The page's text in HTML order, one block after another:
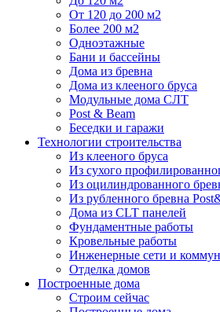
От 120 до 200 м2
Более 200 м2
Одноэтажные
Бани и бассейны
Дома из бревна
Дома из клееного бруса
Модульные дома СЛТ
Post & Beam
Беседки и гаражи
Технологии строительства
Из клееного бруса
Из сухого
Из оцилиндрованного
Из рубленного бревна
Дома из CLT панелей
Фундаментные работы
Кровельные работы
Инженерные сети и
Отделка домов
Построенные дома
Строим сейчас